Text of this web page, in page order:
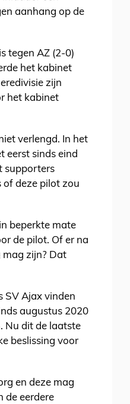
aanhang op de
tegen AZ (2-0)
het kabinet
zijn
het kabinet
verlengd. In het
eerst sinds eind
supporters
deze pilot zou
beperkte mate
de pilot. Of er na
mag zijn? Dat
SV Ajax vinden
augustus 2020
Nu dit de laatste
beslissing voor
en deze mag
de eerdere